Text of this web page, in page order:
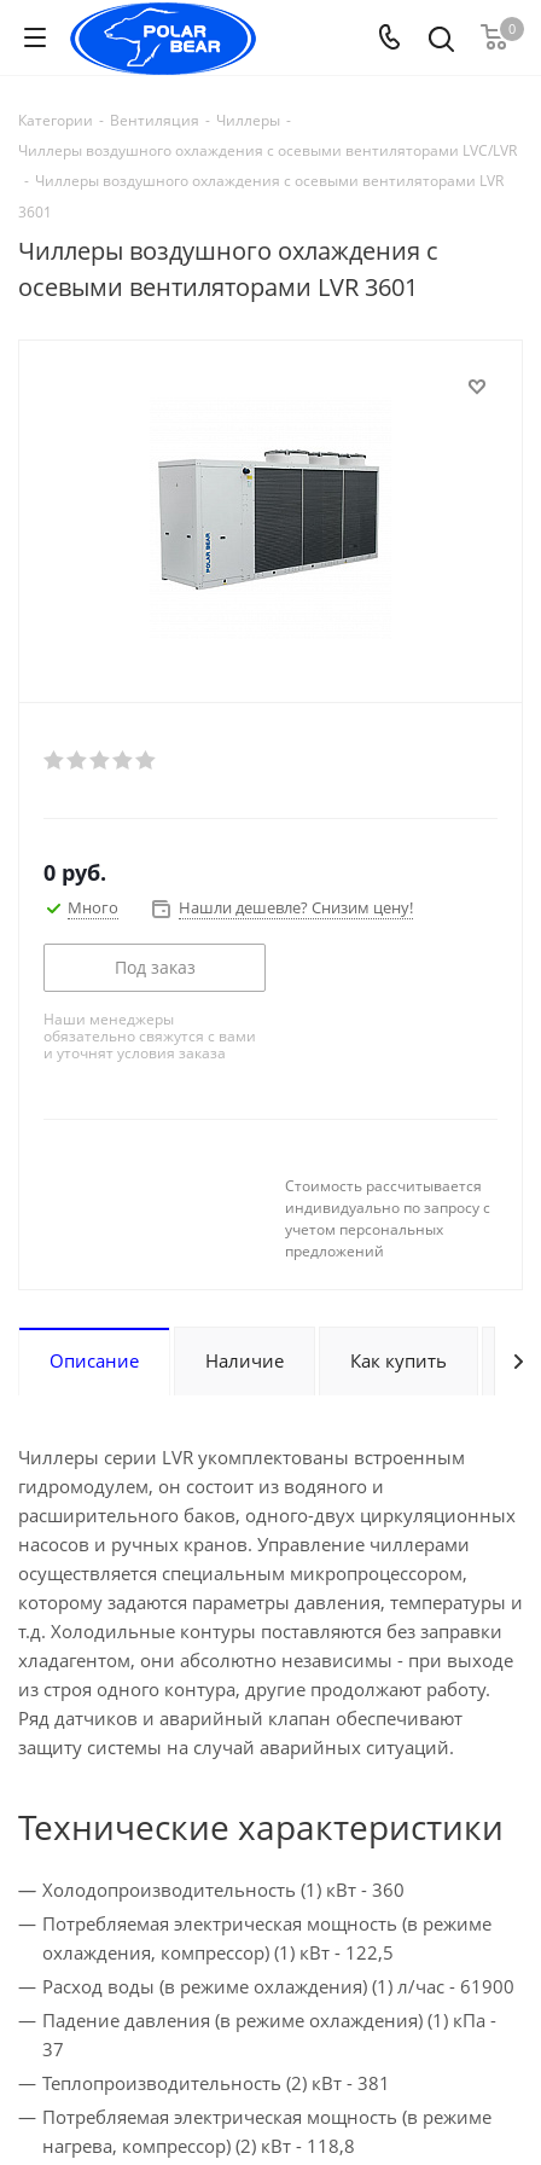
0
Категории - Вентиляция - Чиллеры -
Чиллеры воздушного охлаждения с осевыми вентиляторами LVC/LVR
- Чиллеры воздушного охлаждения с осевыми вентиляторами LVR
3601
Чиллеры воздушного охлаждения с
осевыми вентиляторами LVR 3601
0 руб.
Много Нашли дешевле? Снизим цену!
Под заказ
Наши менеджеры
обязательно свяжутся с вами
и уточнят условия заказа
Стоимость рассчитывается
индивидуально по запросу с
учетом персональных
предложений
Описание Наличие Как купить
Чиллеры серии LVR укомплектованы встроенным
гидромодулем, он состоит из водяного и
расширительного баков, одного-двух циркуляционных
насосов и ручных кранов. Управление чиллерами
осуществляется специальным микропроцессором,
которому задаются параметры давления, температуры и
т.д. Холодильные контуры поставляются без заправки
хладагентом, они абсолютно независимы - при выходе
из строя одного контура, другие продолжают работу.
Ряд датчиков и аварийный клапан обеспечивают
защиту системы на случай аварийных ситуаций.
Технические характеристики
Холодопроизводительность (1) кВт - 360
Потребляемая электрическая мощность (в режиме
охлаждения, компрессор) (1) кВт - 122,5
Расход воды (в режиме охлаждения) (1) л/час - 61900
Падение давления (в режиме охлаждения) (1) кПа -
37
Теплопроизводительность (2) кВт - 381
Потребляемая электрическая мощность (в режиме
нагрева, компрессор) (2) кВт - 118,8